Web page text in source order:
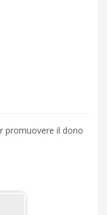
promuovere il dono